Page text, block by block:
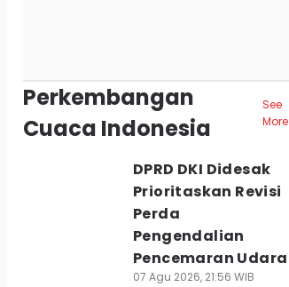
Perkembangan
Cuaca Indonesia
See
More
DPRD DKI Didesak
Prioritaskan Revisi
Perda
Pengendalian
Pencemaran Udara
07 Agu 2026, 21:56 WIB